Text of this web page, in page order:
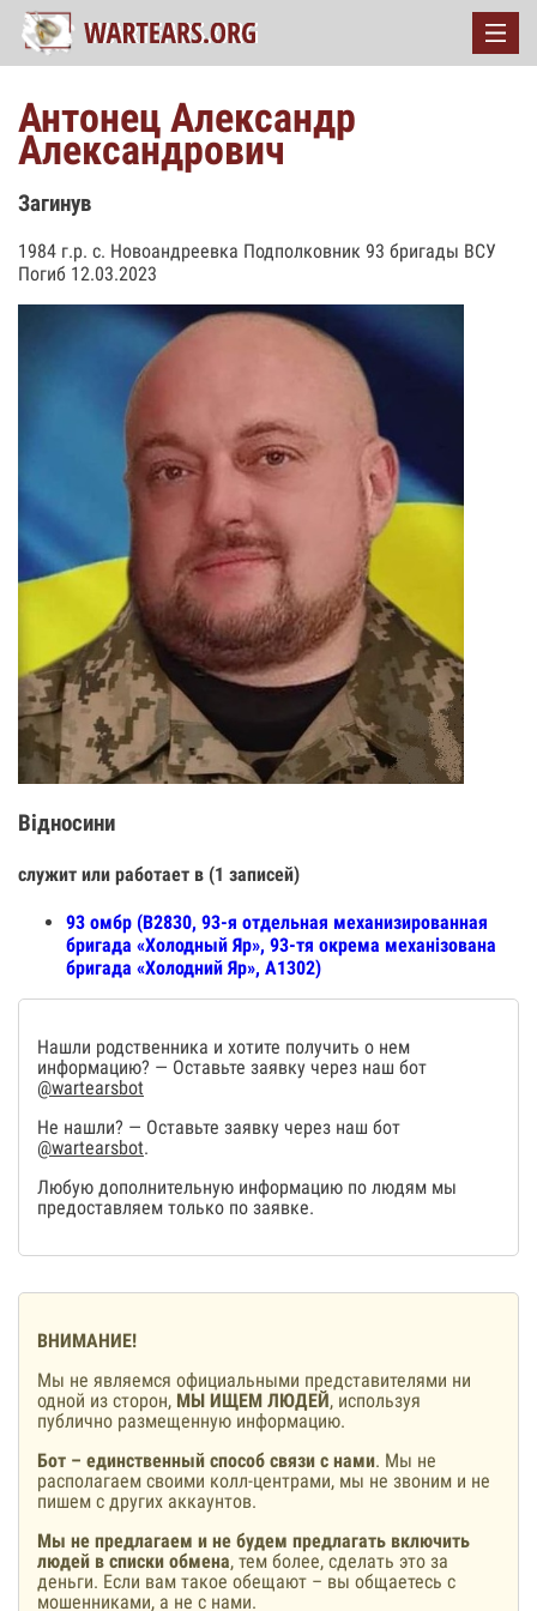
Антонец Александр
Александрович
Загинув
1984 г.р. с. Новоандреевка Подполковник 93 бригады ВСУ
Погиб 12.03.2023
Відносини
служит или работает в (1 записей)
93 омбр (В2830, 93-я отдельная механизированная
бригада «Холодный Яр», 93-тя окрема механізована
бригада «Холодний Яр», А1302)
Нашли родственника и хотите получить о нем
информацию? — Оставьте заявку через наш бот
@wartearsbot
Не нашли? — Оставьте заявку через наш бот
@wartearsbot.
Любую дополнительную информацию по людям мы
предоставляем только по заявке.
ВНИМАНИЕ!
Мы не являемся официальными представителями ни
одной из сторон, МЫ ИЩЕМ ЛЮДЕЙ, используя
публично размещенную информацию.
Бот – единственный способ связи с нами. Мы не
располагаем своими колл-центрами, мы не звоним и не
пишем с других аккаунтов.
Мы не предлагаем и не будем предлагать включить
людей в списки обмена, тем более, сделать это за
деньги. Если вам такое обещают – вы общаетесь с
мошенниками, а не с нами.